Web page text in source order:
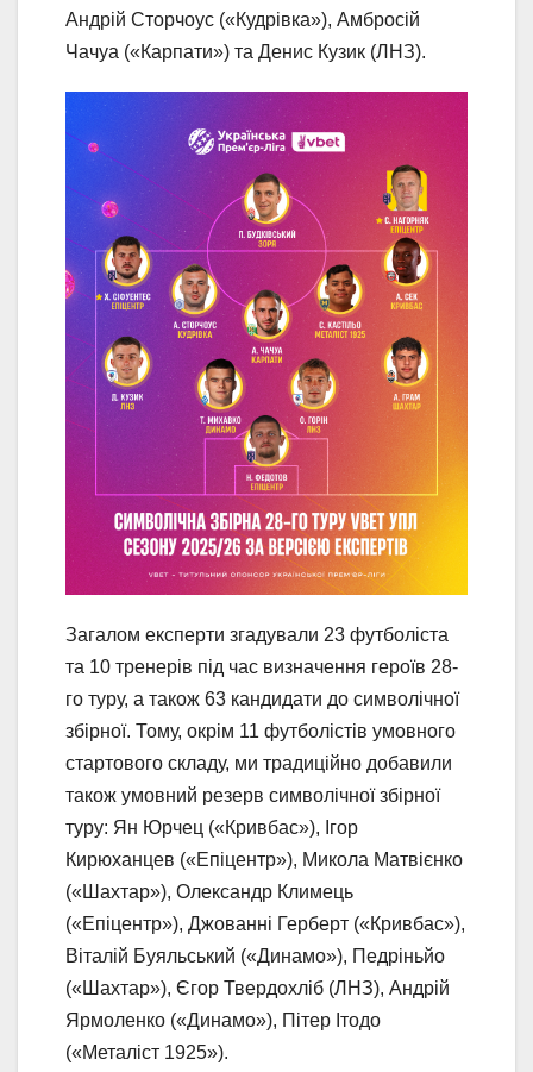
Андрій Сторчоус («Кудрівка»), Амбросій
Чачуа («Карпати») та Денис Кузик (ЛНЗ).
Загалом експерти згадували 23 футболіста
та 10 тренерів під час визначення героїв 28-
го туру, а також 63 кандидати до символічної
збірної. Тому, окрім 11 футболістів умовного
стартового складу, ми традиційно добавили
також умовний резерв символічної збірної
туру: Ян Юрчец («Кривбас»), Ігор
Кирюханцев («Епіцентр»), Микола Матвієнко
(«Шахтар»), Олександр Климець
(«Епіцентр»), Джованні Герберт («Кривбас»),
Віталій Буяльський («Динамо»), Педріньйо
(«Шахтар»), Єгор Твердохліб (ЛНЗ), Андрій
Ярмоленко («Динамо»), Пітер Ітодо
(«Металіст 1925»).